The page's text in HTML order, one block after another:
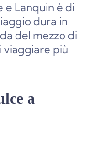
e Lanquin è di
dura in
del mezzo di
viaggiare più
a